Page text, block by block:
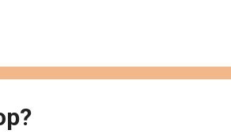
inställningen: "Folk fattar ju ändå!" eller
korrekt du uttrycker dig, desto mer